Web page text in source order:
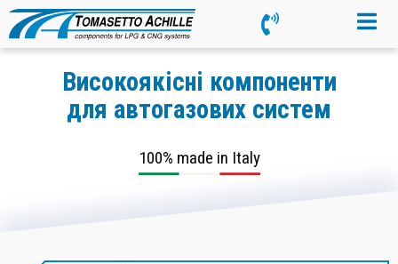
Високоякісні компоненти
для автогазових систем
100% made in Italy